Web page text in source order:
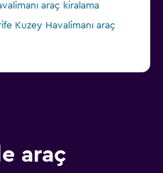
araç kiralama
Kuzey Havalimanı araç
araç